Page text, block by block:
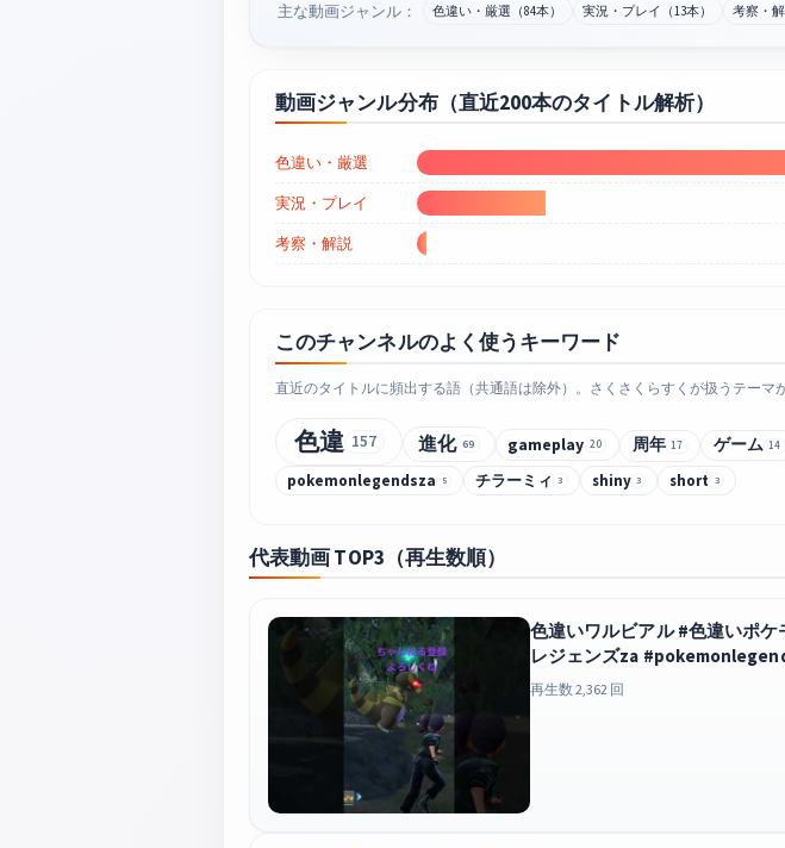
主な動画ジャンル： 色違い・厳選（84本） 実況・プレイ（13本） 考察・解
動画ジャンル分布（直近200本のタイトル解析）
色違い・厳選
実況・プレイ
考察・解説
このチャンネルのよく使うキーワード
直近のタイトルに頻出する語（共通語は除外）。さくさくらすくが扱うテーマ
色違 157 進化 69 gameplay 20 周年 17 ゲーム 14
pokemonlegendsza 5 チラーミィ 3 shiny 3 short 3
代表動画 TOP3（再生数順）
色違いワルビアル #色違いポケモ
レジェンズza
再生数 2,362 回